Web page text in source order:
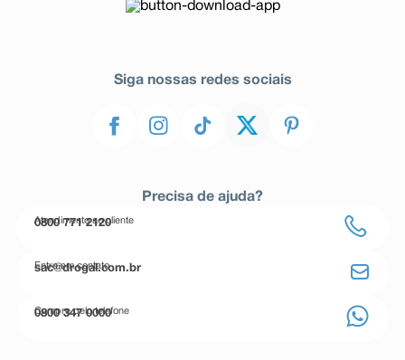
Siga nossas redes sociais
Precisa de ajuda?
Atendimento ao cliente
0800 771 2120
Entre em contato
sac@drogal.com.br
Compre pelo telefone
0800 347 0000